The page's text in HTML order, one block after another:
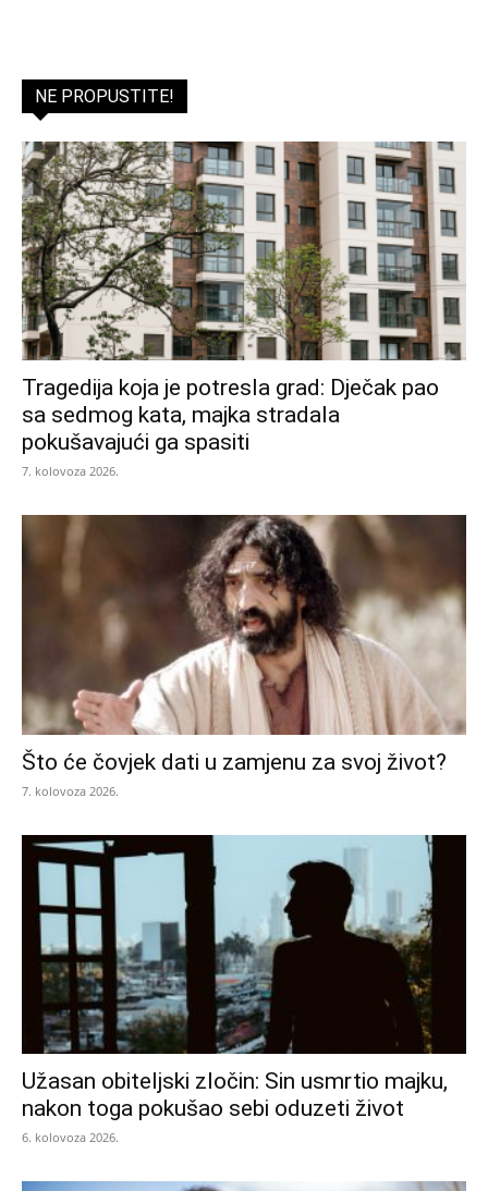
NE PROPUSTITE!
Tragedija koja je potresla grad: Dječak pao
sa sedmog kata, majka stradala
pokušavajući ga spasiti
7. kolovoza 2026.
Što će čovjek dati u zamjenu za svoj život?
7. kolovoza 2026.
Užasan obiteljski zločin: Sin usmrtio majku,
nakon toga pokušao sebi oduzeti život
6. kolovoza 2026.